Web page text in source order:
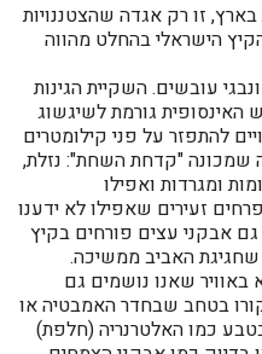
זו רק אגדה שהצטננויות
הישראלי בהחלט מהווה
עובשים. השקיית הגינות
גורמת לשיגשוג
להתפזר על פני קילומטרים
שמכונה "קדחת השחת": נזלת,
ומגרדות ואפילו
זעירים שאפילו לא ידענו
גם אבקני עצים פורחים בקיץ
האביב ממשיכה.
באוויר שאנו נושמים גם
בטחב שבחדר האמבטיה או
כמו האלטרנריה (חלפת)